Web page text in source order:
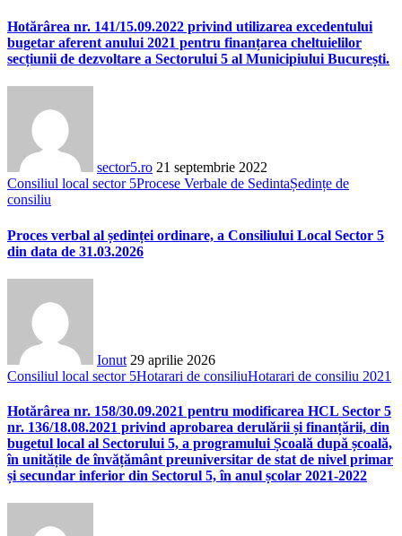
Hotărârea nr. 141/15.09.2022 privind utilizarea excedentului
bugetar aferent anului 2021 pentru finanțarea cheltuielilor
secțiunii de dezvoltare a Sectorului 5 al Municipiului București.
sector5.ro 21 septembrie 2022
Consiliul local sector 5Procese Verbale de SedintaȘedințe de
consiliu
Proces verbal al ședinței ordinare, a Consiliului Local Sector 5
din data de 31.03.2026
Ionut 29 aprilie 2026
Consiliul local sector 5Hotarari de consiliuHotarari de consiliu 2021
Hotărârea nr. 158/30.09.2021 pentru modificarea HCL Sector 5
nr. 136/18.08.2021 privind aprobarea derulării și finanțării, din
bugetul local al Sectorului 5, a programului Școală după școală,
în unitățile de învățământ preuniversitar de stat de nivel primar
și secundar inferior din Sectorul 5, în anul școlar 2021-2022